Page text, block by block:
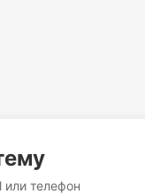
или телефон